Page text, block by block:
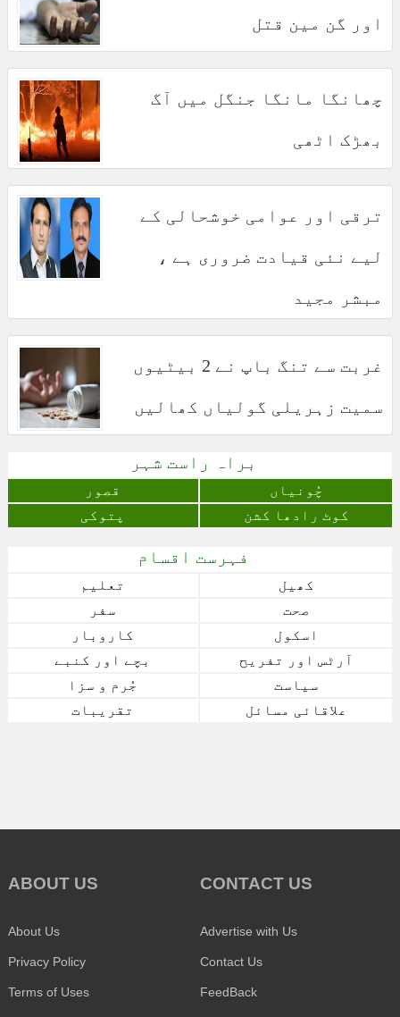
اور گن مین قتل
چھانگا مانگا جنگل میں آگ
بھڑک اٹھی
ترقی اور عوامی خوشحالی کے
لیے نئی قیادت ضروری ہے ،
مبشر مجید
غربت سے تنگ باپ نے 2 بیٹیوں
سمیت زہریلی گولیاں کھالیں
براہ راست شہر
چُونياں
قصور
کوٹ رادھا کشن
پتوکی
فہرست اقسام
کھیل
تعلیم
صحت
سفر
اسکول
کاروبار
آرٹس اور تفریح
بچے اور کنبے
سیاست
جُرم و سزا
علاقائی مسائل
تقریبات
ABOUT US
About Us
Privacy Policy
Terms of Uses
CONTACT US
Advertise with Us
Contact Us
FeedBack